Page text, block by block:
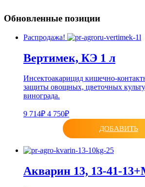
Обновленные позиции
Распродажа!
Вертимек, КЭ 1 л
Инсектоакарицид кишечно-
защиты овощных, цветочных
винограда.
9 714₽ 4 750₽
ДОБАВИТЬ
Акварин 13, 13-41-